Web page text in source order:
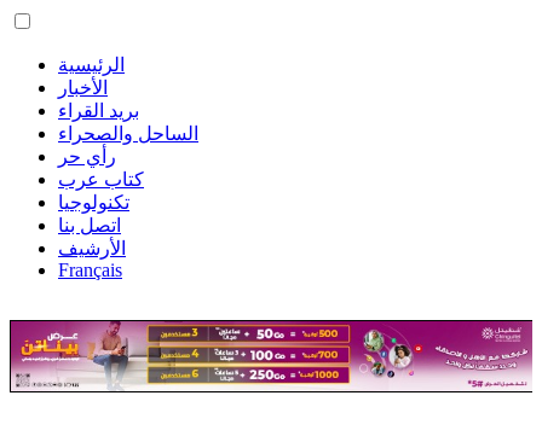
الرئيسية
الأخبار
بريد القراء
الساحل والصحراء
رأي حر
كتاب عرب
تكنولوجيا
اتصل بنا
الأرشيف
Français